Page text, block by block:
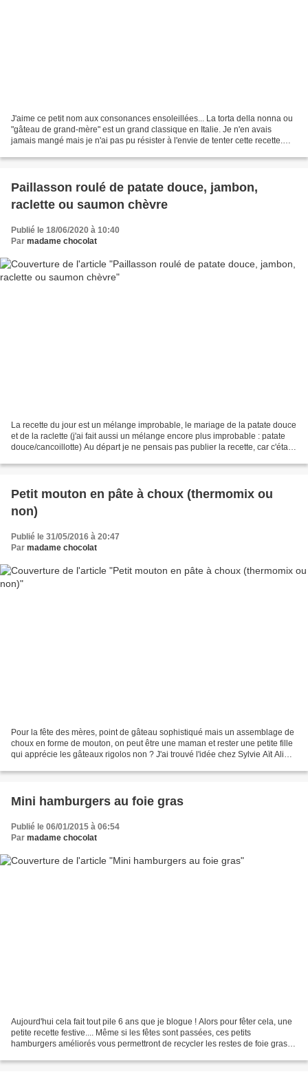
J'aime ce petit nom aux consonances ensoleillées... La torta della nonna ou
"gâteau de grand-mère" est un grand classique en Italie. Je n'en avais
jamais mangé mais je n'ai pas pu résister à l'envie de tenter cette recette.
Paillasson roulé de patate douce, jambon,
raclette ou saumon chèvre
Publié le 18/06/2020 à 10:40
Par madame chocolat
La recette du jour est un mélange improbable, le mariage de la patate douce
et de la raclette (j'ai fait aussi un mélange encore plus improbable : patate
douce/cancoillotte) Au départ je ne pensais pas publier la recette, car c'était
Petit mouton en pâte à choux (thermomix ou
non)
Publié le 31/05/2016 à 20:47
Par madame chocolat
Pour la fête des mères, point de gâteau sophistiqué mais un assemblage de
choux en forme de mouton, on peut être une maman et rester une petite fille
qui apprécie les gâteaux rigolos non ? J'ai trouvé l'idée chez Sylvie Aït Ali
Mini hamburgers au foie gras
Publié le 06/01/2015 à 06:54
Par madame chocolat
Aujourd'hui cela fait tout pile 6 ans que je blogue ! Alors pour fêter cela, une
petite recette festive.... Même si les fêtes sont passées, ces petits
hamburgers améliorés vous permettront de recycler les restes de foie gras. A